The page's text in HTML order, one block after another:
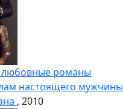
любовные романы
настоящего мужчины
, 2010